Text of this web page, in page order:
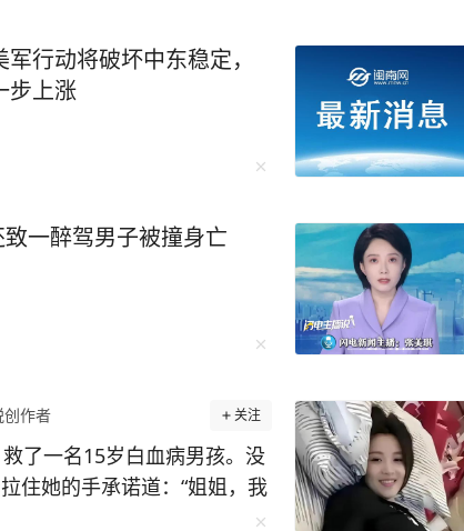
个人扛起一个连，他渐渐在独处中明白，把每一件
自己，成为了尖子中的佼佼者。 觉醒后的我
追求。不再被外界的声音所左右，不再为了迎合他
对他写作风格的质
，获得了诺贝尔文学奖，让世界听到了中国文学的
是说不完的，感兴趣的朋友不妨自己去翻阅《晚熟
生智慧与阅历全然写在了书中，毫不吝啬地跟我们
们传达了这样一个观点：这个世界没有灰色地带，
作品里，
和遭遇也融入了作品每一个故事都是世间百态的缩
个阅读的人都能从中找到自身的影子，找到最初的
行动将破坏中东稳定，
步上涨
一醉驾男子被撞身亡
创作者 关注
了一名15岁白血病男孩。没
住她的手承诺道：“姐姐，我